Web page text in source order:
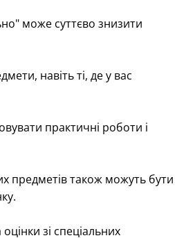
може суттєво знизити
навіть ті, де у вас
практичні роботи і
предметів також можуть бути
зі спеціальних